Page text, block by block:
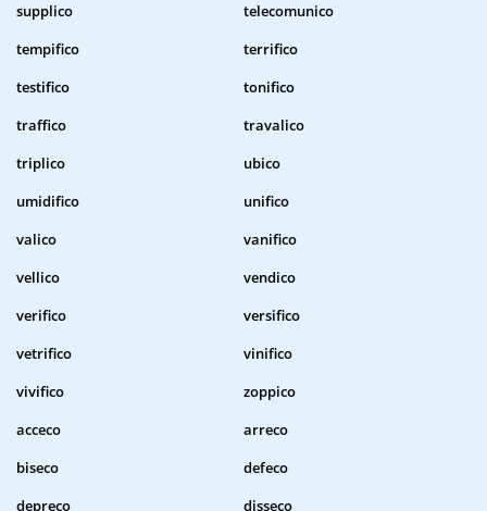
supplico
telecomunico
tempifico
terrifico
testifico
tonifico
traffico
travalico
triplico
ubico
umidifico
unifico
valico
vanifico
vellico
vendico
verifico
versifico
vetrifico
vinifico
vivifico
zoppico
acceco
arreco
biseco
defeco
depreco
disseco